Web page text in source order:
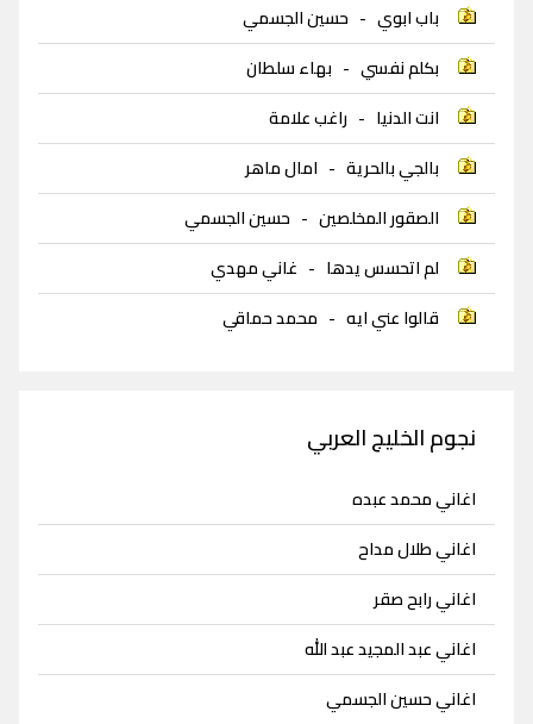
باب ابوي - حسين الجسمي
بكلم نفسي - بهاء سلطان
انت الدنيا - راغب علامة
بالجي بالحرية - امال ماهر
الصقور المخلصين - حسين الجسمي
لم اتحسس يدها - غاني مهدي
قالوا عني ايه - محمد حماقي
نجوم الخليج العربي
اغاني محمد عبده
اغاني طلال مداح
اغاني رابح صقر
اغاني عبد المجيد عبد الله
اغاني حسين الجسمي